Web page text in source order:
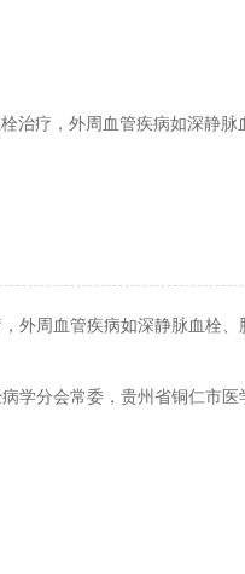
治疗，外周血管疾病如深静脉
外周血管疾病如深静脉血栓
学分会常委，贵州省铜仁市医